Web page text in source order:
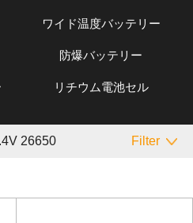
ワイド温度バッテリー
防爆バッテリー
リチウム電池セル
26650 Filter